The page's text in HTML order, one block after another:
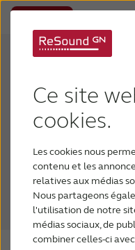
Ce site
cookies.
Les cookies nous
contenu et les
relatives aux médias
Nous partageons
l'utilisation de notre
médias sociaux, de
combiner celles-ci
Vérifiez si
est
aides
Les aides auditives
diffuser de l'audio
téléphone intelligent
son en déplacement.